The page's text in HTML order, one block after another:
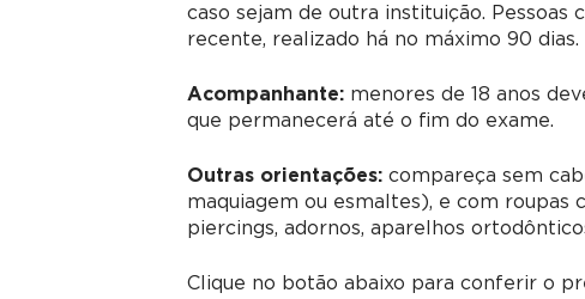
caso sejam de outra instituição.
recente, realizado há no máximo 90 dias.
Acompanhante:menores de 18 anos
que permanecerá até o fim do exame.
Outras orientações:compareça sem
maquiagem ou esmaltes), e com roupas
piercings, adornos, aparelhos
Clique no botão abaixo para conferir o